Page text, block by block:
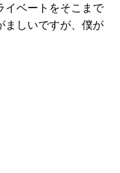
イベートをそこまで
ましいですが、僕が